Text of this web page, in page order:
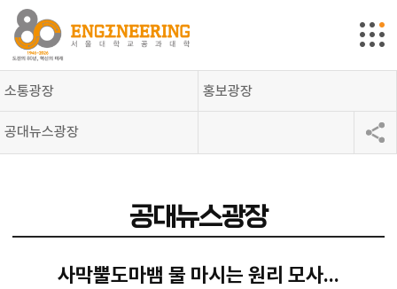
소통광장 홍보광장
공대뉴스광장
공대뉴스광장
사막뿔도마뱀 물 마시는 원리 모사...